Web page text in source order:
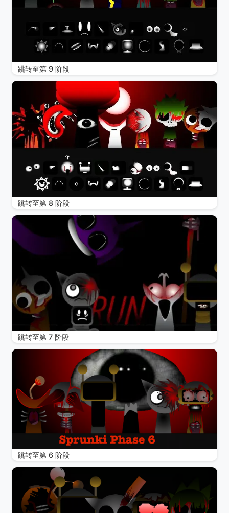
跳转至第 9 阶段
跳转至第 8 阶段
跳转至第 7 阶段
跳转至第 6 阶段